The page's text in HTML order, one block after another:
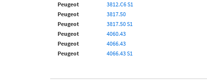
Peugeot
3812.C6 S1
Peugeot
3817.50
Peugeot
3817.50 S1
Peugeot
4060.43
Peugeot
4066.43
Peugeot
4066.43 S1